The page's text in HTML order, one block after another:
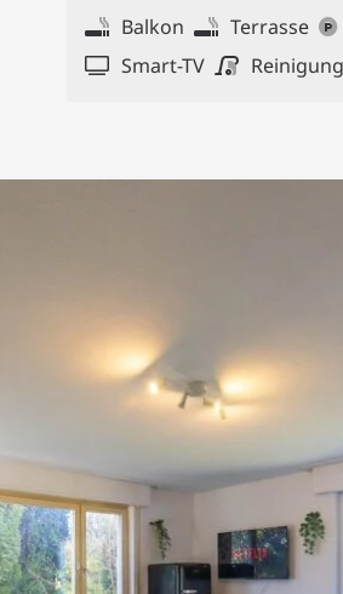
Balkon
Terrasse
Smart-TV